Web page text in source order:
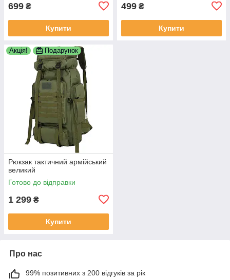
699 ₴
Купити
499 ₴
Купити
Акція! Подарунок
Рюкзак тактичний армійський
великий
Готово до відправки
1 299 ₴
Купити
Про нас
99% позитивних з 200 відгуків за рік